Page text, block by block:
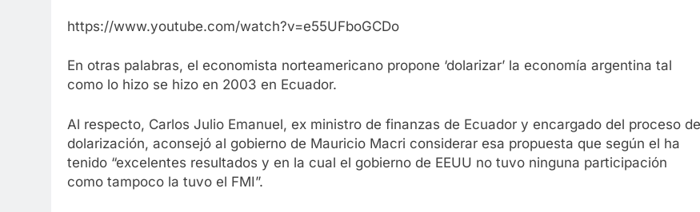
https://www.youtube.com/watch?v=e55UFboGCDo
En otras palabras, el economista norteamericano propone ‘dolarizar’ la economía argentina tal
como lo hizo se hizo en 2003 en Ecuador.
Al respecto, Carlos Julio Emanuel, ex ministro de finanzas de Ecuador y encargado del proceso de
dolarización, aconsejó al gobierno de Mauricio Macri considerar esa propuesta que según el ha
tenido “excelentes resultados y en la cual el gobierno de EEUU no tuvo ninguna participación
como tampoco la tuvo el FMI”.